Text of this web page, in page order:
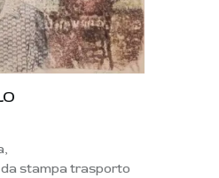
stampa trasporto